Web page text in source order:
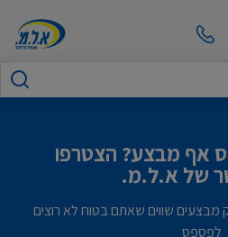
אף מבצע? הצטרפו
של א.ל.מ.
מבצעים שווים שאתם בטוח לא רוצים
לפספס